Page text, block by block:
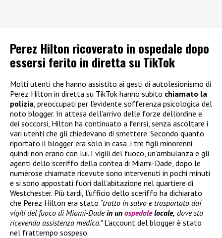
Perez Hilton ricoverato in ospedale dopo
essersi ferito in diretta su TikTok
Molti utenti che hanno assistito ai gesti di autolesionismo di
Perez Hilton in diretta su TikTok hanno subito chiamato la
polizia , preoccupati per l’evidente sofferenza psicologica del
noto blogger. In attesa dell’arrivo delle forze dell’ordine e
dei soccorsi, Hilton ha continuato a ferirsi, senza ascoltare i
vari utenti che gli chiedevano di smettere. Secondo quanto
riportato il blogger era solo in casa, i tre figli minorenni
quindi non erano con lui. I vigili del fuoco, un’ambulanza e gli
agenti dello sceriffo della contea di Miami-Dade, dopo le
numerose chiamate ricevute sono intervenuti in pochi minuti
e si sono appostati fuori dall’abitazione nel quartiere di
Westchester. Più tardi, l’ufficio dello sceriffo ha dichiarato
che Perez Hilton era stato “tratto in salvo e trasportato dai
vigili del fuoco di Miami-Dadein un ospedalelocale, dove sta
ricevendo assistenza medica.”L’account del blogger è stato
nel frattempo sospeso.